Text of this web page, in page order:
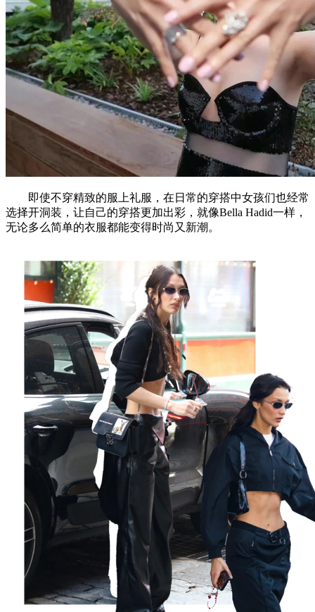
即使不穿精致的服上礼服，在日常的穿搭中女孩们也经常
选择开洞装，让自己的穿搭更加出彩，就像Bella Hadid一样，
无论多么简单的衣服都能变得时尚又新潮。